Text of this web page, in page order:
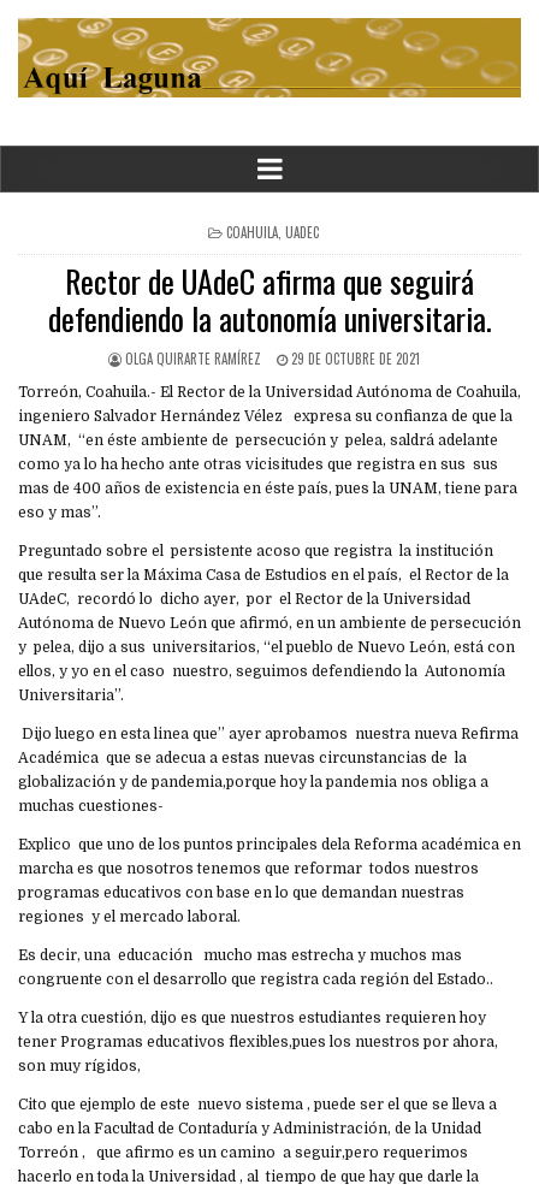
POSTED
IN
COAHUILA UADEC
Rector de UAdeC afirma que seguirá
defendiendo la autonomía universitaria.
OLGA QUIRARTE RAMÍREZ 29 DE OCTUBRE DE 2021
Torreón, Coahuila.- El Rector de la Universidad Autónoma de Coahuila,
ingeniero Salvador Hernández Vélez expresa su confianza de que la
UNAM, “en éste ambiente de persecución y pelea, saldrá adelante
como ya lo ha hecho ante otras vicisitudes que registra en sus sus
mas de 400 años de existencia en éste país, pues la UNAM, tiene para
eso y mas”.
Preguntado sobre el persistente acoso que registra la institución
que resulta ser la Máxima Casa de Estudios en el país, el Rector de la
UAdeC, recordó lo dicho ayer, por el Rector de la Universidad
Autónoma de Nuevo León que afirmó, en un ambiente de persecución
y pelea, dijo a sus universitarios, “el pueblo de Nuevo León, está con
ellos, y yo en el caso nuestro, seguimos defendiendo la Autonomía
Universitaria”.
Dijo luego en esta linea que’’ ayer aprobamos nuestra nueva Refirma
Académica que se adecua a estas nuevas circunstancias de la
globalización y de pandemia,porque hoy la pandemia nos obliga a
muchas cuestiones-
Explico que uno de los puntos principales dela Reforma académica en
marcha es que nosotros tenemos que reformar todos nuestros
programas educativos con base en lo que demandan nuestras
regiones y el mercado laboral.
Es decir, una educación mucho mas estrecha y muchos mas
congruente con el desarrollo que registra cada región del Estado..
Y la otra cuestión, dijo es que nuestros estudiantes requieren hoy
tener Programas educativos flexibles,pues los nuestros por ahora,
son muy rígidos,
Cito que ejemplo de este nuevo sistema , puede ser el que se lleva a
cabo en la Facultad de Contaduría y Administración, de la Unidad
Torreón , que afirmo es un camino a seguir,pero requerimos
hacerlo en toda la Universidad , al tiempo de que hay que darle la